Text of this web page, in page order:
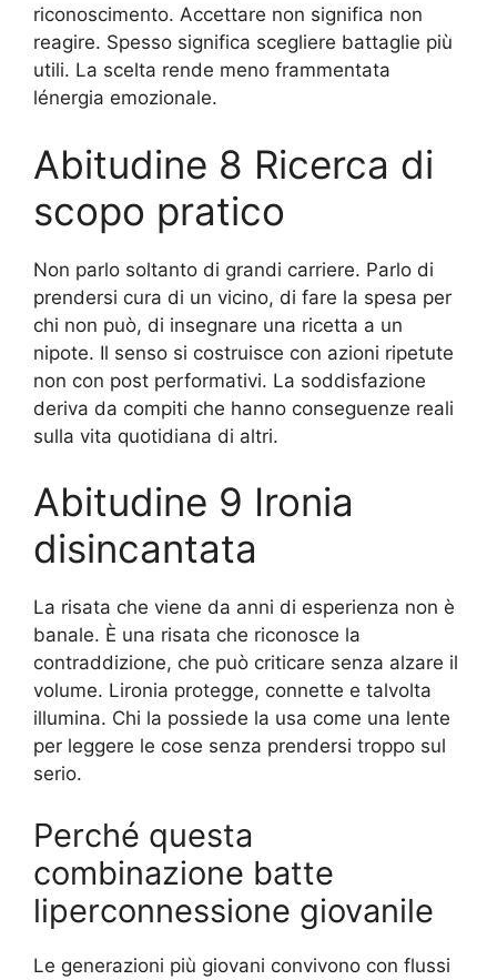
riconoscimento. Accettare non significa non
reagire. Spesso significa scegliere battaglie più
utili. La scelta rende meno frammentata
lénergia emozionale.
Abitudine 8 Ricerca di
scopo pratico
Non parlo soltanto di grandi carriere. Parlo di
prendersi cura di un vicino, di fare la spesa per
chi non può, di insegnare una ricetta a un
nipote. Il senso si costruisce con azioni ripetute
non con post performativi. La soddisfazione
deriva da compiti che hanno conseguenze reali
sulla vita quotidiana di altri.
Abitudine 9 Ironia
disincantata
La risata che viene da anni di esperienza non è
banale. È una risata che riconosce la
contraddizione, che può criticare senza alzare il
volume. Lironia protegge, connette e talvolta
illumina. Chi la possiede la usa come una lente
per leggere le cose senza prendersi troppo sul
serio.
Perché questa
combinazione batte
liperconnessione giovanile
Le generazioni più giovani convivono con flussi